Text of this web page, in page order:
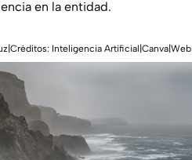
en la entidad.
Inteligencia Artificial|Canva|Web